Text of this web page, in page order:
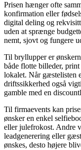
Prisen hænger ofte
konfirmation eller
digital deling og
uden at sprænge
nemt, sjovt og fungere
Til bryllupper er
både flotte billeder,
lokalet. Når gæstelisten
driftssikkerhed også
gamble med en
Til firmaevents kan
ønsker en enkel
eller julefrokost. Andre
leadgenerering eller
ønskes, desto højere